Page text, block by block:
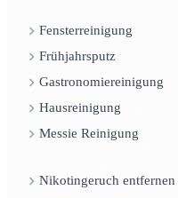
Fensterreinigung
Frühjahrsputz
Gastronomiereinigung
Hausreinigung
Messie Reinigung
Nikotingeruch entfernen